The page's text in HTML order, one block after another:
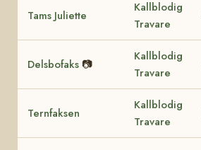
Tams Juliette
Kallblodig
Travare
Delsbofaks 📷
Kallblodig
Travare
Ternfaksen
Kallblodig
Travare